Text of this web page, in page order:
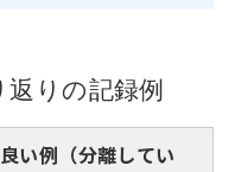
りの記録例
良い例（分離してい